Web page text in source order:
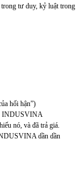
tư duy, kỷ luật trong
hối hận”)
INDUSVINA
nó, và đã trả giá.
dần dần